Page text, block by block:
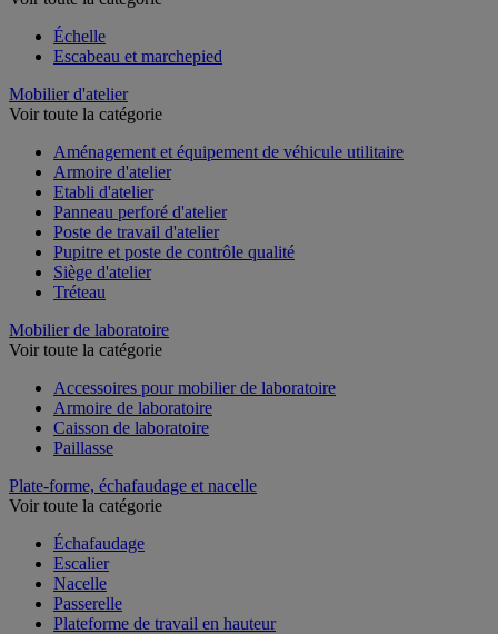
Échelle
Escabeau et marchepied
Mobilier d'atelier
Voir toute la catégorie
Aménagement et équipement de véhicule utilitaire
Armoire d'atelier
Etabli d'atelier
Panneau perforé d'atelier
Poste de travail d'atelier
Pupitre et poste de contrôle qualité
Siège d'atelier
Tréteau
Mobilier de laboratoire
Voir toute la catégorie
Accessoires pour mobilier de laboratoire
Armoire de laboratoire
Caisson de laboratoire
Paillasse
Plate-forme, échafaudage et nacelle
Voir toute la catégorie
Échafaudage
Escalier
Nacelle
Passerelle
Plateforme de travail en hauteur